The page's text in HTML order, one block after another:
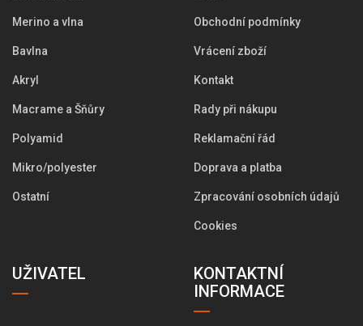
Merino a vlna
Bavlna
Akryl
Macrame a Šňůry
Polyamid
Mikro/polyester
Ostatní
Obchodní podmínky
Vrácení zboží
Kontakt
Rady při nákupu
Reklamační řád
Doprava a platba
Zpracování osobních údajů
Cookies
UŽIVATEL
KONTAKTNÍ
INFORMACE